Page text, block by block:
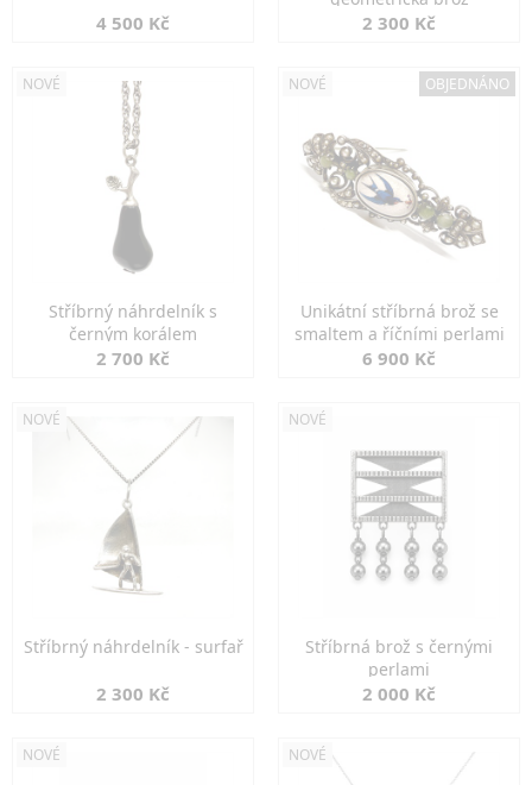
4 500 Kč 2 300 Kč
NOVÉ
Stříbrný náhrdelník s
černým korálem
2 700 Kč
NOVÉ OBJEDNÁNO
Unikátní stříbrná brož se
smaltem a říčními perlami
6 900 Kč
NOVÉ
Stříbrný náhrdelník - surfař
2 300 Kč
NOVÉ
Stříbrná brož s černými
perlami
2 000 Kč
NOVÉ NOVÉ